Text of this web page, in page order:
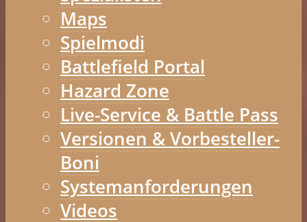
Maps
Spielmodi
Battlefield Portal
Hazard Zone
Live-Service & Battle Pass
Versionen & Vorbesteller-
Boni
Systemanforderungen
Videos